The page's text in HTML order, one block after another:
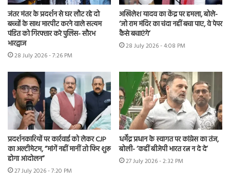
जंतर मंतर के प्रदर्शन से घर लौट रहे दो
बच्चों के साथ मारपीट करने वाले सत्यम
पंडित को गिरफ्तार करे पुलिस- सौरभ
भारद्वाज
28 July 2026 - 7:26 PM
अखिलेश यादव का केंद्र पर हमला, बोले-
‘जो राम मंदिर का चंदा नहीं बचा पाए, वे पेपर
कैसे बचाएंगे’
28 July 2026 - 4:08 PM
प्रदर्शनकारियों पर कार्रवाई को लेकर CJP
का अल्टीमेटम, “मांगें नहीं मानीं तो फिर शुरू
होगा आंदोलन”
27 July 2026 - 7:20 PM
धर्मेंद्र प्रधान के स्वागत पर कांग्रेस का तंज,
बोली- ‘कहीं बीजेपी भारत रत्न न दे दे’
27 July 2026 - 2:32 PM